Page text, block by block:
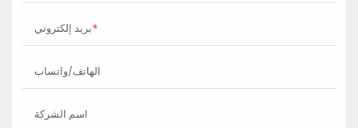
بريد إلكتروني
الهاتف/واتساب
اسم الشركة